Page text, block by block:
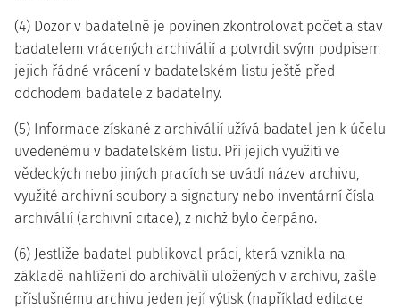
(4) Dozor v badatelně je povinen zkontrolovat počet a stav
badatelem vrácených archiválií a potvrdit svým podpisem
jejich řádné vrácení v badatelském listu ještě před
odchodem badatele z badatelny.
(5) Informace získané z archiválií užívá badatel jen k účelu
uvedenému v badatelském listu. Při jejich využití ve
vědeckých nebo jiných pracích se uvádí název archivu,
využité archivní soubory a signatury nebo inventární čísla
archiválií (archivní citace), z nichž bylo čerpáno.
(6) Jestliže badatel publikoval práci, která vznikla na
základě nahlížení do archiválií uložených v archivu, zašle
příslušnému archivu jeden její výtisk (například editace